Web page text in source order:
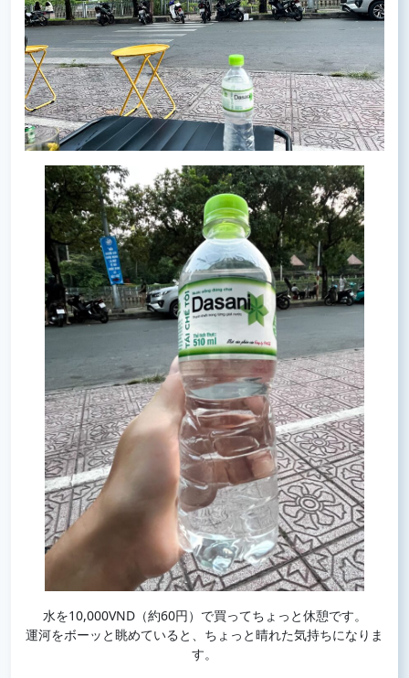
水を10,000VND（約60円）で買ってちょっと休憩です。
運河をボーッと眺めていると、ちょっと晴れた気持ちになりま
す。